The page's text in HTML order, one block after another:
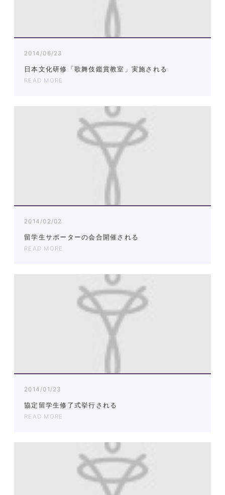
2014/06/23
日本文化研修「歌舞伎鑑賞教室」実施される
READ MORE
2014/02/02
留学生サポーターの会合開催される
READ MORE
2014/01/23
協定留学生修了式挙行される
READ MORE